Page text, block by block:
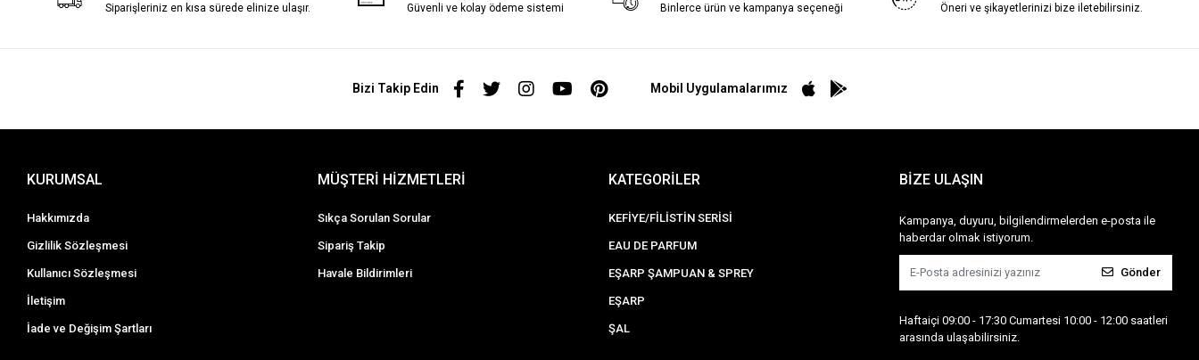
Siparişleriniz en kısa sürede elinize ulaşır. Güvenli ve kolay ödeme sistemi Binlerce ürün ve kampanya seçeneği Öneri ve şikayetlerinizi bize iletebilirsiniz.
Bizi Takip Edin Mobil Uygulamalarımız
KURUMSAL
Hakkımızda
Gizlilik Sözleşmesi
Kullanıcı Sözleşmesi
İletişim
İade ve Değişim Şartları
MÜŞTERİ HİZMETLERİ
Sıkça Sorulan Sorular
Sipariş Takip
Havale Bildirimleri
KATEGORİLER
KEFİYE/FİLİSTİN SERİSİ
EAU DE PARFUM
EŞARP ŞAMPUAN & SPREY
EŞARP
ŞAL
BİZE ULAŞIN
Kampanya, duyuru, bilgilendirmelerden e-posta ile
haberdar olmak istiyorum.
Gönder
Haftaiçi 09:00 - 17:30 Cumartesi 10:00 - 12:00 saatleri
arasında ulaşabilirsiniz.